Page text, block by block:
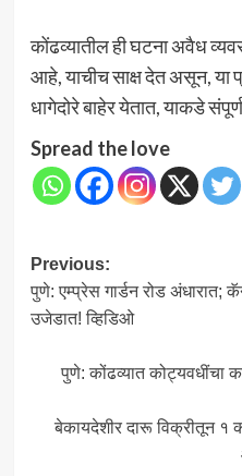
कोंढव्यातील ही घटना अवैध
आहे, याचीच साक्ष देत असून,
धागेदोरे बाहेर येतात, याकडे
Spread the love
Post
navigation
Previous:
पुणे: एम्प्रेस गार्डन रोड अंधारात;
उजेडात! व्हिडिओ
पुणे: कोंढव्यात कोट्यवधींचा
बेकायदेशीर दारू विक्रीतून १